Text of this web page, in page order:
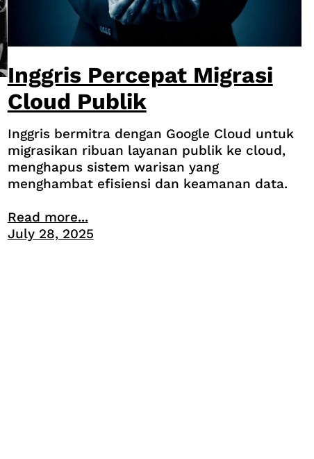
Inggris Percepat Migrasi
Cloud Publik
Inggris bermitra dengan Google Cloud untuk
migrasikan ribuan layanan publik ke cloud,
menghapus sistem warisan yang
menghambat efisiensi dan keamanan data.
Read more...
July 28, 2025